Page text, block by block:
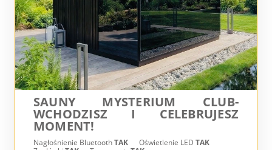
SAUNY MYSTERIUM CLUB-
WCHODZISZ I CELEBRUJESZ
MOMENT!
Nagłośnienie BluetoothTAK Oświetlenie LED TAK